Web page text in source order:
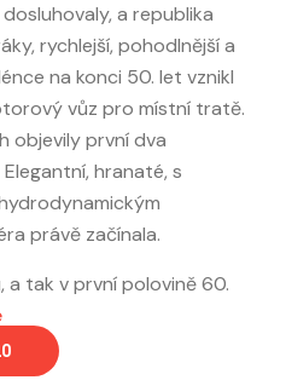
dosluhovaly, a republika
rychlejší, pohodlnější a
na konci 50. let vznikl
vůz pro místní tratě.
objevily první dva
hranaté, s
právě začínala.
a tak v první polovině 60.